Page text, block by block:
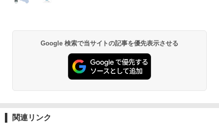
Google 検索で当サイトの記事を優先表示させる
関連リンク